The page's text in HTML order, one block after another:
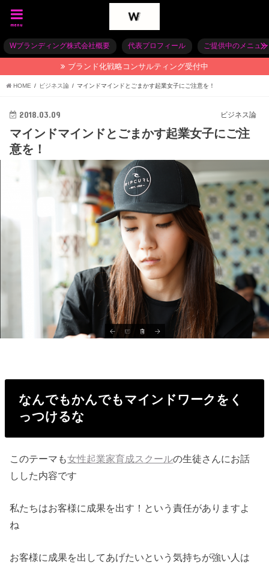
menu
Wブランディング株式会社概要 代表プロフィール ご提供中のメニュー
ブランド化戦略コンサルティング受付中
HOME ビジネス論 マインドマインドとごまかす起業女子にご注意を！
ビジネス論
2018.03.09
マインドマインドとごまかす起業女子にご注
意を！
なんでもかんでもマインドワークをく
っつけるな
このテーマも女性起業家育成スクールの生徒さんにお話
しした内容です
私たちはお客様に成果を出す！という責任がありますよ
ね
お客様に成果を出してあげたいという気持ちが強い人は